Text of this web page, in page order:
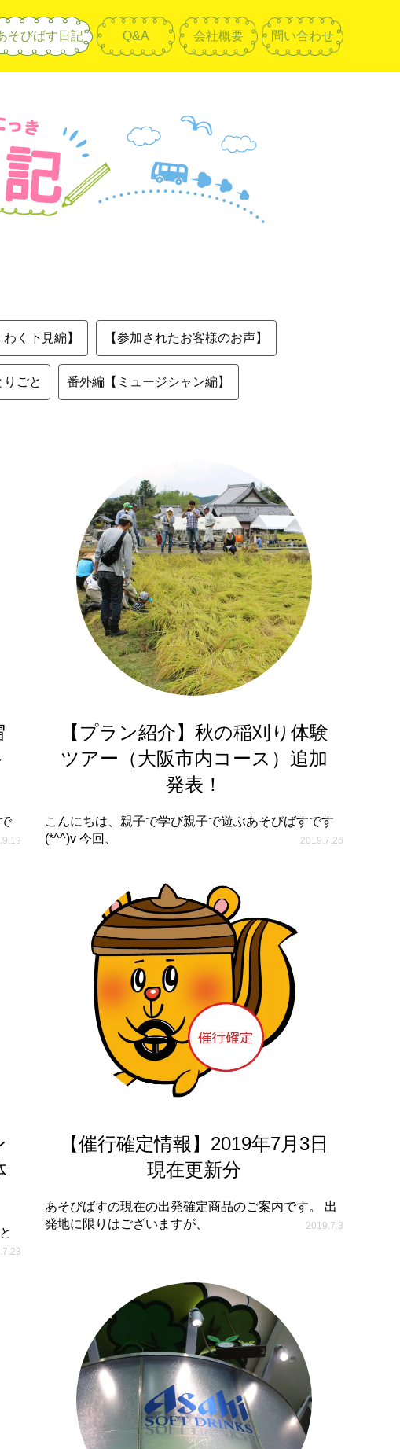
そびばす日記 Q&A 会社概要 問い合わせ
わく下見編】 【参加されたお客様のお声】
ごと 番外編【ミュージシャン編】
【プラン紹介】秋の稲刈り体験
ツアー（大阪市内コース）追加
発表！
こんにちは、親子で学び親子で遊ぶあそびばすです
(*^^)v 今回、
2019.7.26
【催行確定情報】2019年7月3日
現在更新分
あそびばすの現在の出発確定商品のご案内です。 出
発地に限りはございますが、
2019.7.3